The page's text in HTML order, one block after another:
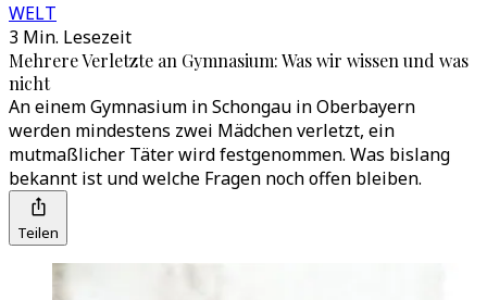
WELT
3 Min. Lesezeit
Mehrere Verletzte an Gymnasium: Was wir wissen und was
nicht
An einem Gymnasium in Schongau in Oberbayern
werden mindestens zwei Mädchen verletzt, ein
mutmaßlicher Täter wird festgenommen. Was bislang
bekannt ist und welche Fragen noch offen bleiben.
Teilen